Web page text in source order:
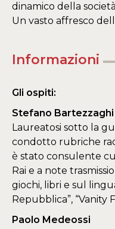
dinamico della
​Un vasto affresco
Informazioni
Gli ospiti:
Stefano Bartezzaghi
Laureatosi sotto la
condotto rubriche
è stato consulente
Rai e a note
giochi, libri e sul
Repubblica”, “Vanity
Paolo Medeossi